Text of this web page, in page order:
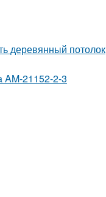
деревянный потолок
AM-21152-2-3